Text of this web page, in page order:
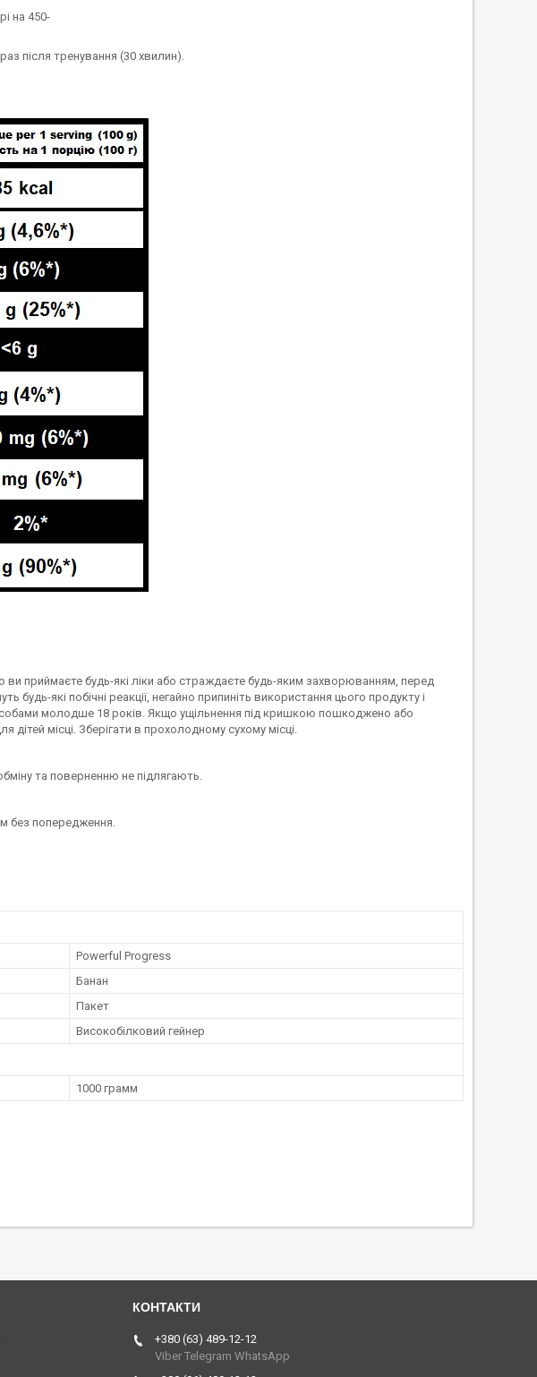
на 450-
після тренування (30 хвилин).
ви приймаєте будь-які ліки або страждаєте будь-яким захворюванням, перед
які побічні реакції, негайно припиніть використання цього продукту і
молодше 18 років. Якщо ущільнення під кришкою пошкоджено або
дітей місці. Зберігати в прохолодному сухому місці.
та поверненню не підлягають.
без попередження.
Powerful Progress
Банан
Пакет
Високобілковий гейнер
1000 грамм
+380 (63) 489-12-12
Viber Telegram WhatsApp